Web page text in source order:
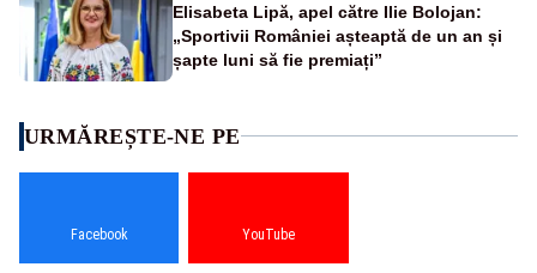
Elisabeta Lipă, apel către Ilie Bolojan:
„Sportivii României așteaptă de un an și
șapte luni să fie premiați”
URMĂREȘTE-NE PE
Facebook YouTube